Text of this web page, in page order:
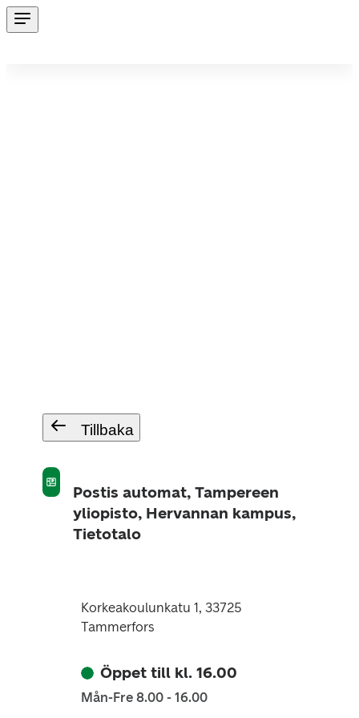
Tillbaka
Postis automat, Tampereen
yliopisto, Hervannan kampus,
Tietotalo
Korkeakoulunkatu 1, 33725
Tammerfors
Öppet till kl. 16.00
Mån-Fre 8.00 - 16.00